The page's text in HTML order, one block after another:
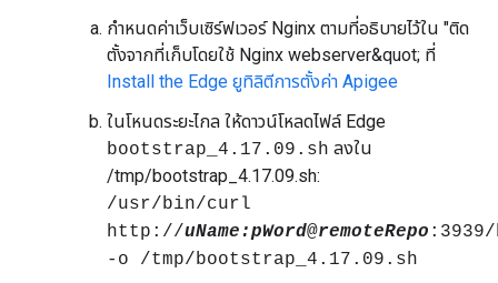
กำหนดค่าเว็บเซิร์ฟเวอร์ Nginx ตามที่อธิบายไว้ใน "ติด
ตั้งจากที่เก็บโดยใช้ Nginx webserver&quot; ที่
Install the Edge ยูทิลิตีการตั้งค่า Apigee
ในโหนดระยะไกล ให้ดาวน์โหลดไฟล์ Edge
bootstrap_4.17.09.sh ลงใน
/tmp/bootstrap_4.17.09.sh:
/usr/bin/curl
http://uName:pWord@remoteRepo
-o /tmp/bootstrap_4.17.09.sh